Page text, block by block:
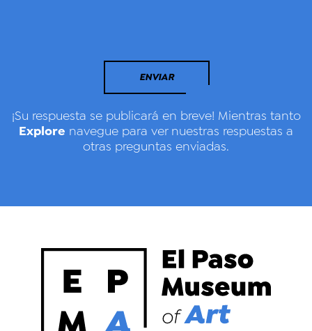
ENVIAR
¡Su respuesta se publicará en breve! Mientras tanto
Explore navegue para ver nuestras respuestas a
otras preguntas enviadas.